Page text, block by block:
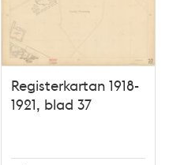
Registerkartan 1918-
1921, blad 37